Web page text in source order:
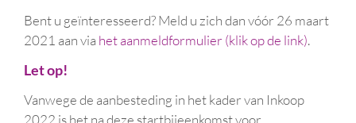
Bent u geïnteresseerd? Meld u zich dan vóór 26 maart
2021 aan via het aanmeldformulier (klik op de link).
Let op!
Vanwege de aanbesteding in het kader van Inkoop
2022 is het na deze startbijeenkomst voor